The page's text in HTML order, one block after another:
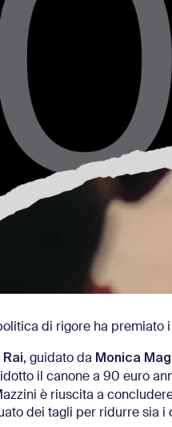
di rigore ha premiato
, guidato da Monica
il canone a 90 euro
è riuscita a concludere
dei tagli per ridurre sia